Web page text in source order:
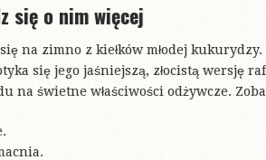
się o nim więcej
na zimno z kiełków młodej
się jego jaśniejszą, złocistą wersję
na świetne właściwości odżywcze.